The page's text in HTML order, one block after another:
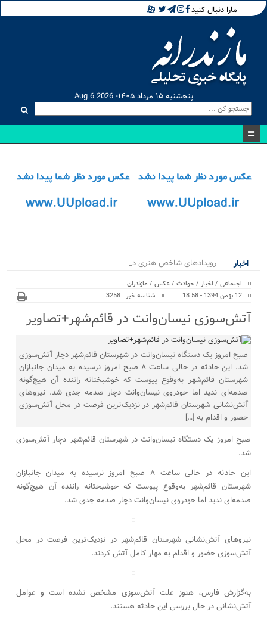
مارا دنبال کنید
پنجشنبه ۱۵ مرداد ۱۴۰۵- Aug 6 2026
اخبار
رویدادهای شاخص هنری در نیم.
اجتماعی / اخبار /حوادث / عکس / مازندران
12 بهمن 1394 - 18:58
شناسه خبر : 3258
آتش‌سوزی نیسان‌وانت در قائم‌شهر+تصاویر
صبح امروز یک دستگاه نیسان‌وانت در شهرستان قائم‌شهر دچار آتش‌سوزی
شد. این حادثه در حالی ساعت ۸ صبح امروز نرسیده به میدان جانبازان
شهرستان قائم‌شهر به‌وقوع پیوست که خوشبختانه راننده آن هیچ‌گونه
صدمه‌ای ندید اما خودروی نیسان‌وانت دچار صدمه جدی شد. نیروهای
آتش‌نشانی شهرستان قائم‌شهر در نزدیک‌ترین فرصت در محل آتش‌سوزی
حضور و اقدام به […]
صبح امروز یک دستگاه نیسان‌وانت در شهرستان قائم‌شهر دچار آتش‌سوزی
شد.
این حادثه در حالی ساعت ۸ صبح امروز نرسیده به میدان جانبازان
شهرستان قائم‌شهر به‌وقوع پیوست که خوشبختانه راننده آن هیچ‌گونه
صدمه‌ای ندید اما خودروی نیسان‌وانت دچار صدمه جدی شد.
نیروهای آتش‌نشانی شهرستان قائم‌شهر در نزدیک‌ترین فرصت در محل
آتش‌سوزی حضور و اقدام به مهار کامل آتش کردند.
به‌گزارش فارس، هنوز علت آتش‌سوزی مشخص نشده است و عوامل
آتش‌نشانی در حال بررسی این حادثه هستند.